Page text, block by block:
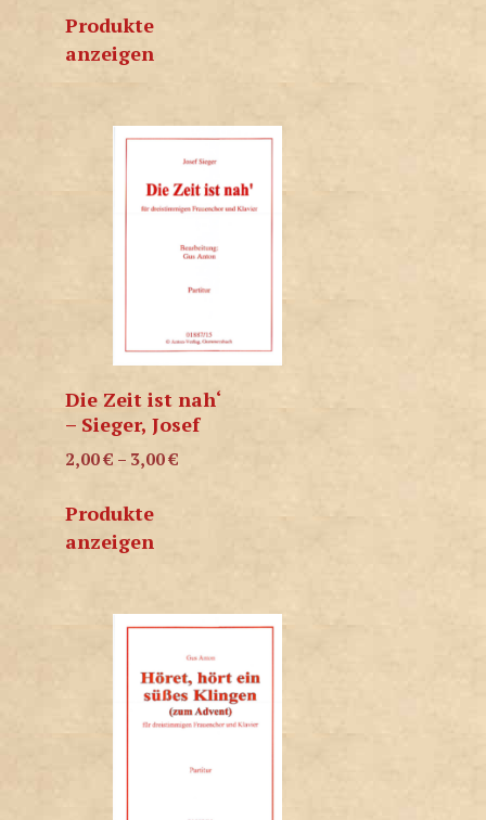
Produkte
anzeigen
Die Zeit ist nah‘
– Sieger, Josef
2,00€ – 3,00€
Produkte
anzeigen